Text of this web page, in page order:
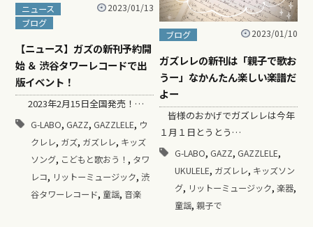
ニュース
ブログ
2023/01/13
【ニュース】ガズの新刊予約開
始 ＆ 渋谷タワーレコードで出
版イベント！
2023年2月15日全国発売！…
G-LABO, GAZZ, GAZZLELE, ウ
クレレ, ガズ, ガズレレ, キッズ
ソング, こどもと歌おう！ , タワ
レコ, リットーミュージック, 渋
谷タワーレコード, 童謡, 音楽
ブログ 2023/01/10
ガズレレの新刊は「親子で歌お
うー」なかんたん楽しい楽譜だ
よー
皆様のおかげでガズレレは今年
１月１日とうとう…
G-LABO, GAZZ, GAZZLELE,
UKULELE, ガズレレ, キッズソン
グ, リットーミュージック, 楽器,
童謡, 親子で